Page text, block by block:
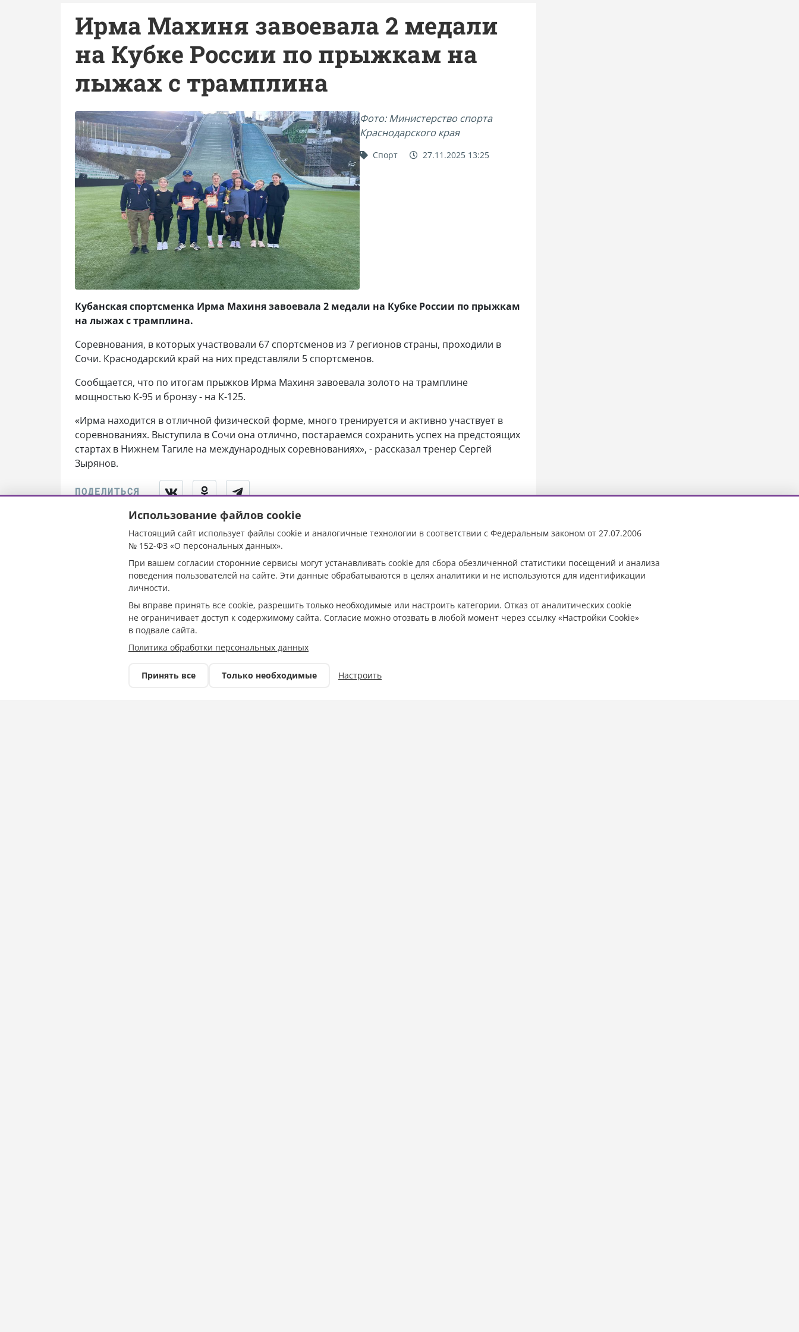
Ирма Махиня завоевала 2 медали
на Кубке России по прыжкам на
лыжах с трамплина
Фото: Министерство спорта
Краснодарского края
Спорт 27.11.2025 13:25
Кубанская спортсменка Ирма Махиня завоевала 2 медали на Кубке России по прыжкам
на лыжах с трамплина.
Соревнования, в которых участвовали 67 спортсменов из 7 регионов страны, проходили в
Сочи. Краснодарский край на них представляли 5 спортсменов.
Сообщается, что по итогам прыжков Ирма Махиня завоевала золото на трамплине
мощностью К-95 и бронзу - на К-125.
«Ирма находится в отличной физической форме, много тренируется и активно участвует в
соревнованиях. Выступила в Сочи она отлично, постараемся сохранить успех на предстоящих
стартах в Нижнем Тагиле на международных соревнованиях», - рассказал тренер Сергей
Зырянов.
Кубанские спортсмены завоевали 5
медалей международных
соревнованиях по греко-римской
борьбе
Фото: Министерство спорта
Использование файлов cookie
Настоящий сайт использует файлы cookie и аналогичные технологии в соответствии с Федеральным законом от 27.07.2006
№ 152-ФЗ «О персональных данных».
При вашем согласии сторонние сервисы могут устанавливать cookie для сбора обезличенной статистики посещений и анализа
поведения пользователей на сайте. Эти данные обрабатываются в целях аналитики и не используются для идентификации
личности.
Вы вправе принять все cookie, разрешить только необходимые или настроить категории. Отказ от аналитических cookie
не ограничивает доступ к содержимому сайта. Согласие можно отозвать в любой момент через ссылку «Настройки Cookie»
в подвале сайта.
Политика обработки персональных данных
Принять все Только необходимые Настроить